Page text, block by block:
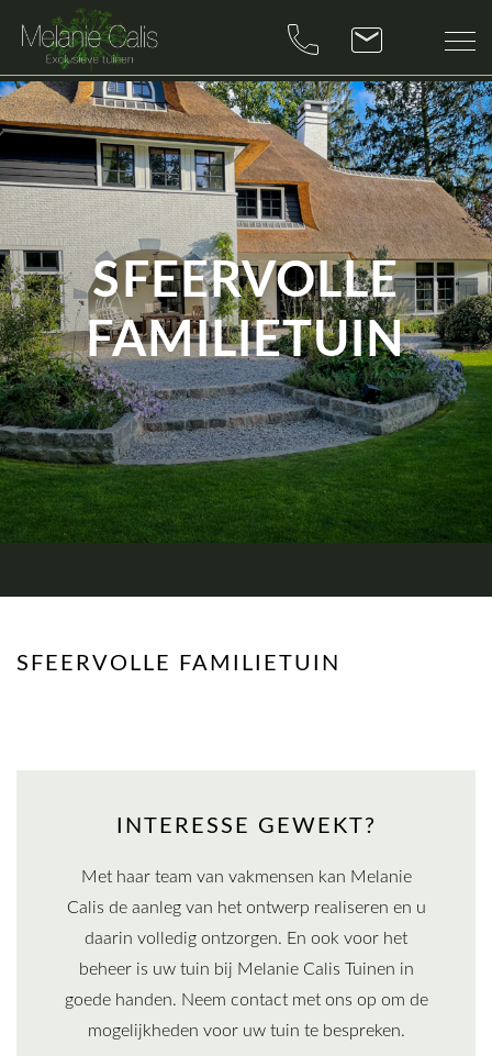
SFEERVOLLE
FAMILIETUIN
SFEERVOLLE FAMILIETUIN
INTERESSE GEWEKT?
Met haar team van vakmensen kan Melanie
Calis de aanleg van het ontwerp realiseren en u
daarin volledig ontzorgen. En ook voor het
beheer is uw tuin bij Melanie Calis Tuinen in
goede handen. Neem contact met ons op om de
mogelijkheden voor uw tuin te bespreken.